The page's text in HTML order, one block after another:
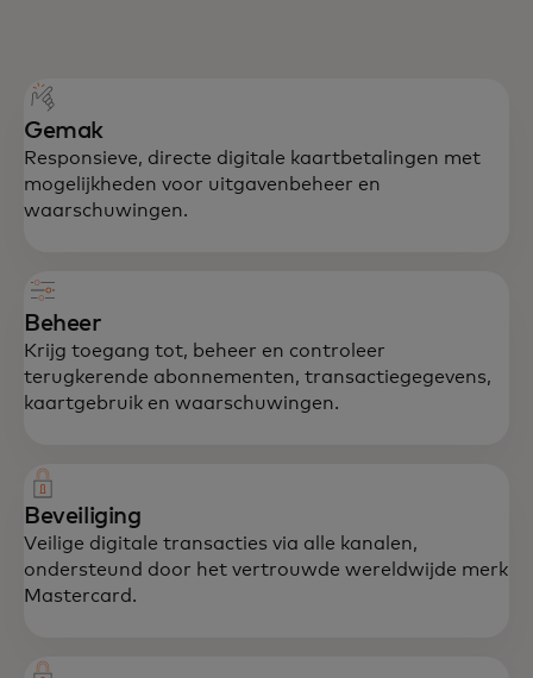
Gemak
Responsieve, directe digitale kaartbetalingen met
mogelijkheden voor uitgavenbeheer en
waarschuwingen.
Beheer
Krijg toegang tot, beheer en controleer
terugkerende abonnementen, transactiegegevens,
kaartgebruik en waarschuwingen.
Beveiliging
Veilige digitale transacties via alle kanalen,
ondersteund door het vertrouwde wereldwijde merk
Mastercard.